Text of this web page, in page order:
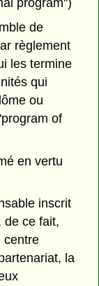
program")
de
règlement
les termine
qui
ou
of
en vertu
inscrit
de ce fait,
centre
la